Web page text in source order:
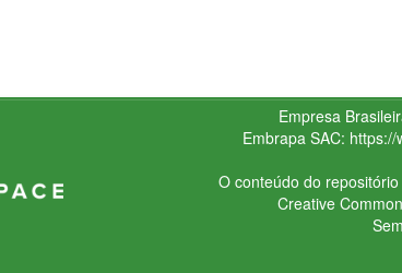
Empresa
Embrapa SAC: https://
O conteúdo do
Creative